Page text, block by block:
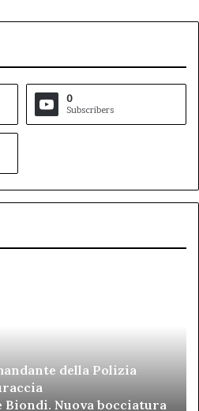
0
Subscribers
della Polizia
Nuova bocciatura